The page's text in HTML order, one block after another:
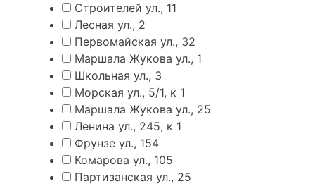
Строителей ул., 11
Лесная ул., 2
Первомайская ул., 32
Маршала Жукова ул., 1
Школьная ул., 3
Морская ул., 5/1, к 1
Маршала Жукова ул., 25
Ленина ул., 245, к 1
Фрунзе ул., 154
Комарова ул., 105
Партизанская ул., 25